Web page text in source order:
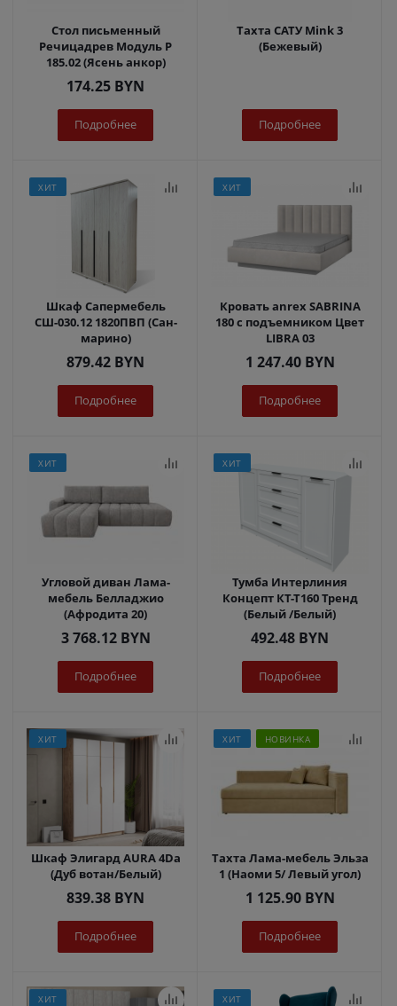
Стол письменный
Речицадрев Модуль Р
185.02 (Ясень анкор)
174.25 BYN
Подробнее
Тахта САТУ Mink 3
(Бежевый)
Подробнее
ХИТ
Шкаф Сапермебель
СШ-030.12 1820ПВП (Сан-
марино)
879.42 BYN
Подробнее
ХИТ
Кровать anrex SABRINA
180 с подъемником Цвет
LIBRA 03
1 247.40BYN
Подробнее
ХИТ
Угловой диван Лама-
мебель Белладжио
(Афродита 20)
3 768.12BYN
Подробнее
ХИТ
Тумба Интерлиния
Концепт КТ-Т160 Тренд
(Белый /Белый)
492.48 BYN
Подробнее
ХИТ
Шкаф Элигард AURA 4Dа
(Дуб вотан/Белый)
839.38 BYN
Подробнее
ХИТ НОВИНКА
Тахта Лама-мебель Эльза
1 (Наоми 5/ Левый угол)
1 125.90BYN
Подробнее
ХИТ ХИТ